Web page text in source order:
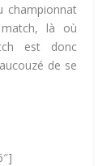
championnat
là où
est donc
de se